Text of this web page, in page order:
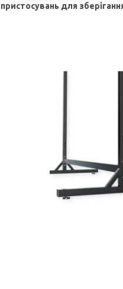
пристосувань для